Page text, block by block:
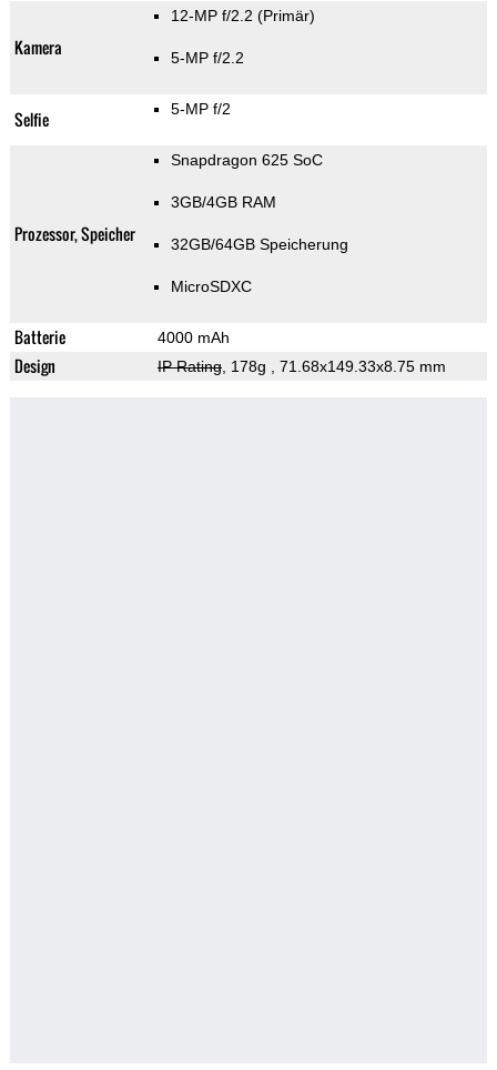
Kamera
12-MP f/2.2 (Primär)
5-MP f/2.2
Selfie 5-MP f/2
Prozessor, Speicher
Snapdragon 625 SoC
3GB/4GB RAM
32GB/64GB Speicherung
MicroSDXC
Batterie 4000 mAh
Design IP Rating, 178g , 71.68x149.33x8.75 mm